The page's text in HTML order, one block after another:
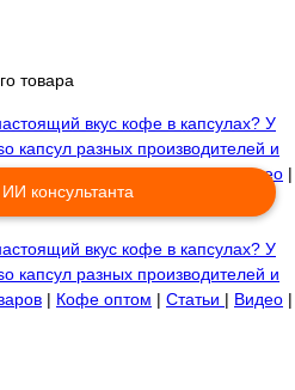
товара
вкус кофе в капсулах? У
капсул разных производителей и
|Кофе оптом|Статьи|Видео |
вкус кофе в капсулах? У
капсул разных производителей и
| Кофе оптом | Статьи | Видео |
консультанта